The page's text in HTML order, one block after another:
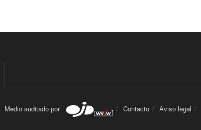
Medio auditado por Contacto Aviso legal